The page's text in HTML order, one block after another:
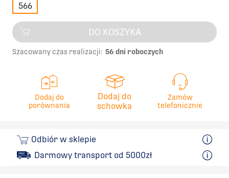
566
DO KOSZYKA
Szacowany czas realizacji: 56 dni roboczych
Dodaj do
porównania
Dodaj do
schowka
Zamów
telefonicznie
Odbiór w sklepie
Darmowy transport od 5000zł